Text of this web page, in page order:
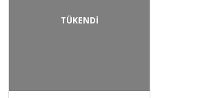
TÜKENDİ